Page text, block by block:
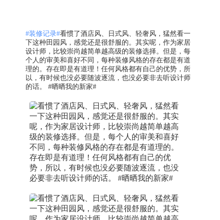
#装修记录#看惯了酒店风、日式风、轻奢风，猛然看一
下这种田园风，感觉还是很舒服的。其实呢，作为家居
设计师，比较崇尚越简单越高级的装修选择。但是，每
个人的审美和喜好不同，每种装修风格的存在都是有道
理的。存在即是有道理！任何风格都有自己的优势，所
以，有时候也没必要随波逐流，也没必要非去听设计师
的话。 #晒晒我的新家#